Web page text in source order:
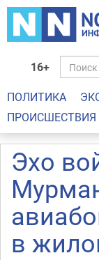
16+
ПОЛИТИКА
ПРОИСШЕСТВИЯ
Эхо
в